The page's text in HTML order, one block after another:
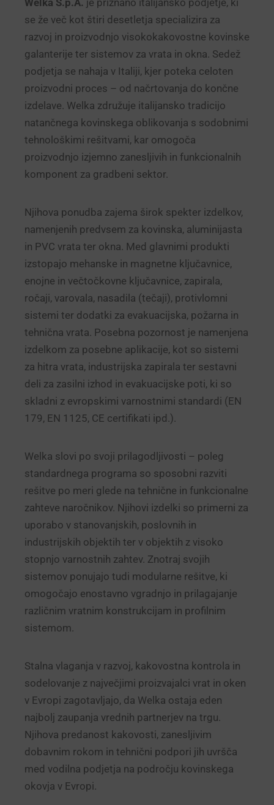
se že več kot štiri desetletja specializira za
razvoj in proizvodnjo visokokakovostne kovinske
galanterije ter sistemov za vrata in okna. Sedež
podjetja se nahaja v Italiji, kjer poteka celoten
proizvodni proces – od načrtovanja do končne
izdelave. Welka združuje italijansko tradicijo
natančnega kovinskega oblikovanja s sodobnimi
tehnološkimi rešitvami, kar omogoča
proizvodnjo izjemno zanesljivih in funkcionalnih
komponent za gradbeni sektor.
Njihova ponudba zajema širok spekter izdelkov,
namenjenih predvsem za kovinska, aluminijasta
in PVC vrata ter okna. Med glavnimi produkti
izstopajo mehanske in magnetne ključavnice,
enojne in večtočkovne ključavnice, zapirala,
ročaji, varovala, nasadila (tečaji), protivlomni
sistemi ter dodatki za evakuacijska, požarna in
tehnična vrata. Posebna pozornost je namenjena
izdelkom za posebne aplikacije, kot so sistemi
za hitra vrata, industrijska zapirala ter sestavni
deli za zasilni izhod in evakuacijske poti, ki so
skladni z evropskimi varnostnimi standardi (EN
179, EN 1125, CE certifikati ipd.).
Welka slovi po svoji prilagodljivosti – poleg
standardnega programa so sposobni razviti
rešitve po meri glede na tehnične in funkcionalne
zahteve naročnikov. Njihovi izdelki so primerni za
uporabo v stanovanjskih, poslovnih in
industrijskih objektih ter v objektih z visoko
stopnjo varnostnih zahtev. Znotraj svojih
sistemov ponujajo tudi modularne rešitve, ki
omogočajo enostavno vgradnjo in prilagajanje
različnim vratnim konstrukcijam in profilnim
sistemom.
Stalna vlaganja v razvoj, kakovostna kontrola in
sodelovanje z največjimi proizvajalci vrat in oken
v Evropi zagotavljajo, da Welka ostaja eden
najbolj zaupanja vrednih partnerjev na trgu.
Njihova predanost kakovosti, zanesljivim
dobavnim rokom in tehnični podpori jih uvršča
med vodilna podjetja na področju kovinskega
okovja v Evropi.